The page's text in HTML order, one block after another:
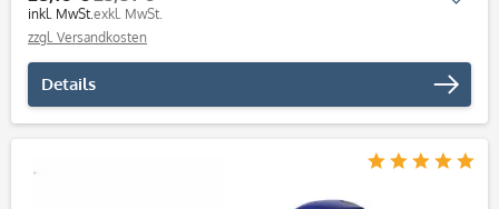
inkl. MwSt.exkl. MwSt.
zzgl. Versandkosten
Details